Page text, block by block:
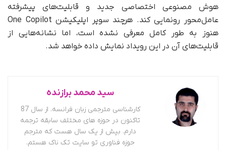
هوش مصنوعی اختصاصی جدید و قابلیت‌های پیشرفته
عامل‌محور رونمایی کند. هرچند سوپر اپلیکیشن One Copilot
هنوز به‌ طور کامل معرفی نشده است، اما نشانه‌هایی از
قابلیت‌های آن در این رویداد نمایش داده خواهد شد.
سید محمد برازنده
کارشناسی مترجمی زبان فرانسه. از سال 87
تاکنون در حوزه های مختلف سابقه ترجمه
دارم. بیش از یک سال هست که مترجم
حوزه فناوری تو سایت تک ناک هستم.